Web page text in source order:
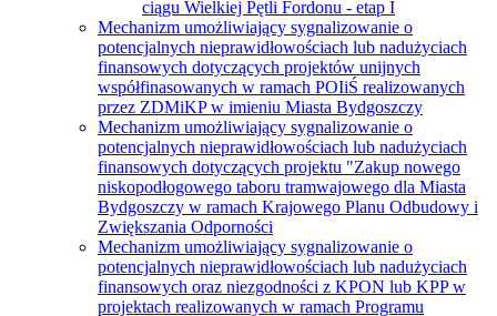
ciągu Wielkiej Pętli Fordonu - etap I
Mechanizm umożliwiający sygnalizowanie o
potencjalnych nieprawidłowościach lub nadużyciach
finansowych dotyczących projektów unijnych
współfinasowanych w ramach POIiŚ realizowanych
przez ZDMiKP w imieniu Miasta Bydgoszczy
Mechanizm umożliwiający sygnalizowanie o
potencjalnych nieprawidłowościach lub nadużyciach
finansowych dotyczących projektu "Zakup nowego
niskopodłogowego taboru tramwajowego dla Miasta
Bydgoszczy w ramach Krajowego Planu Odbudowy i
Zwiększania Odporności
Mechanizm umożliwiający sygnalizowanie o
potencjalnych nieprawidłowościach lub nadużyciach
finansowych oraz niezgodności z KPON lub KPP w
projektach realizowanych w ramach Programu